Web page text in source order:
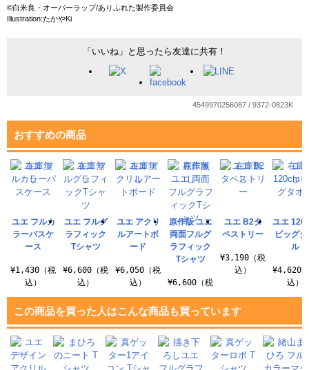
©白米良・オーバーラップ/ありふれた製作委員会
Illustration:たかやKi
「いいね」と思ったら友達に共有！
4549970256087 / 9372-0823K
おすすめの商品
ユエ フルカ
ラーパスケ
ース
¥1,430（税
込）
ユエ フルグ
ラフィック
Tシャツ
¥6,600（税
込）
ユエ アクリ
ルアートボ
ード
¥6,050（税
込）
原作版 ユエ
両面フルグ
ラフィック
Tシャツ
¥6,600（税
ユエ B2タ
ペストリー
¥3,190（税
込）
ユエ
ビッグ
ル
¥4,620
込）
この商品を買った人はこんな商品も買っています